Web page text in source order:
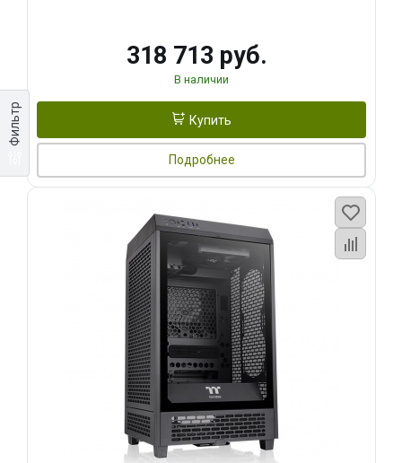
Фильтр
318 713 руб.
В наличии
Купить
Подробнее